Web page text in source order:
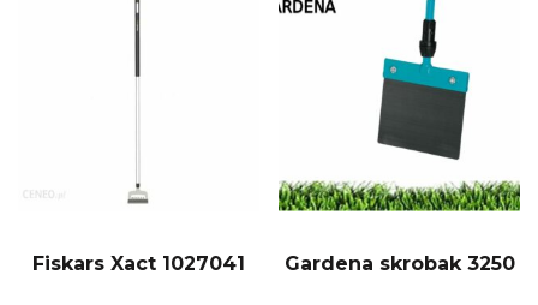
Fiskars Xact 1027041 Gardena skrobak 3250